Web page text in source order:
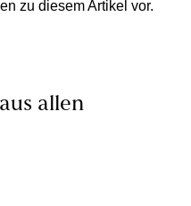
zu diesem Artikel vor.
allen